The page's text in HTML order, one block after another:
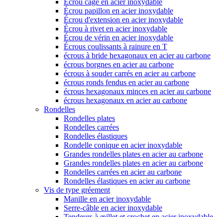
Écrou cage en acier inoxydable
Écrou papillon en acier inoxydable
Écrou d'extension en acier inoxydable
Écrou à rivet en acier inoxydable
Écrou de vérin en acier inoxydable
Écrous coulissants à rainure en T
écrous à bride hexagonaux en acier au carbone
écrous borgnes en acier au carbone
écrous à souder carrés en acier au carbone
écrous ronds fendus en acier au carbone
écrous hexagonaux minces en acier au carbone
écrous hexagonaux en acier au carbone
Rondelles
Rondelles plates
Rondelles carrées
Rondelles élastiques
Rondelle conique en acier inoxydable
Grandes rondelles plates en acier au carbone
Grandes rondelles plates en acier au carbone
Rondelles carrées en acier au carbone
Rondelles élastiques en acier au carbone
Vis de type gréement
Manille en acier inoxydable
Serre-câble en acier inoxydable